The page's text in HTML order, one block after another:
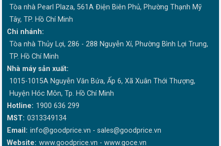
Tòa nhà Pearl Plaza, 561A Điện Biên Phủ, Phường Thạnh Mỹ
Tây, TP. Hồ Chí Minh
Chi nhánh:
Tòa nhà Thủy Lợi, 286 - 288 Nguyễn Xí, Phường Bình Lợi Trung,
TP. Hồ Chí Minh
Nhà máy sản xuất:
1015-1015A Nguyễn Văn Bứa, Ấp 6, Xã Xuân Thới Thượng,
Huyện Hóc Môn, Tp. Hồ Chí Minh
Hotline: 1900 636 299
MST: 0313349134
Email: info@goodprice.vn - sales@goodprice.vn
Website: www.goodprice.vn - www.goce.vn